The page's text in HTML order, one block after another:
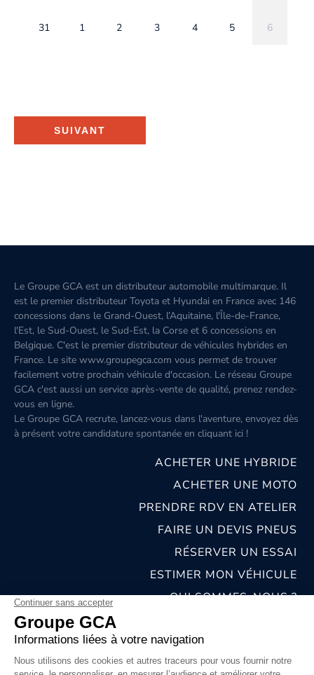
31 1 2 3 4 5 6
SUIVANT
Le Groupe GCA est un distributeur automobile multimarque. Il
est le premier distributeur Toyota et Hyundai en France avec 146
concessions dans le Grand-Ouest, l’Aquitaine, l'Île-de-France,
l'Est, le Sud-Ouest, le Sud-Est, la Corse et 6 concessions en
Belgique. C'est le premier distributeur de véhicules hybrides en
France. Le site www.groupegca.com vous permet de trouver
facilement votre prochain véhicule d'occasion. Le réseau Groupe
GCA c'est aussi un service après-vente de qualité, prenez rendez-
vous en ligne.
Le Groupe GCA recrute, lancez-vous dans l'aventure, envoyez dès
à présent votre candidature spontanée en cliquant ici !
ACHETER UNE HYBRIDE
ACHETER UNE MOTO
PRENDRE RDV EN ATELIER
FAIRE UN DEVIS PNEUS
RÉSERVER UN ESSAI
ESTIMER MON VÉHICULE
QUI SOMMES-NOUS ?
NOS CONCESSIONS & CARROSSERIES
MENTIONS LÉGALES